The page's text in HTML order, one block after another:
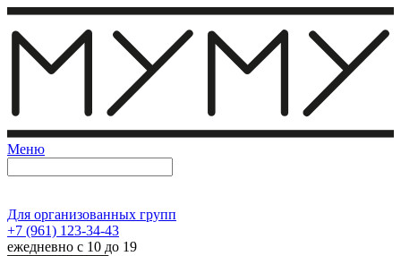
Меню
Для организованных групп
+7 (961) 123-34-43
ежедневно с 10 до 19